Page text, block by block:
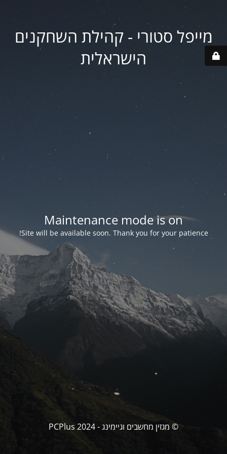
מייפל סטורי - קהילת השחקנים
הישראלית
Maintenance mode is on
Site will be available soon. Thank you for your patience!
© מגזין מחשבים וגיימינג - PCPlus 2024